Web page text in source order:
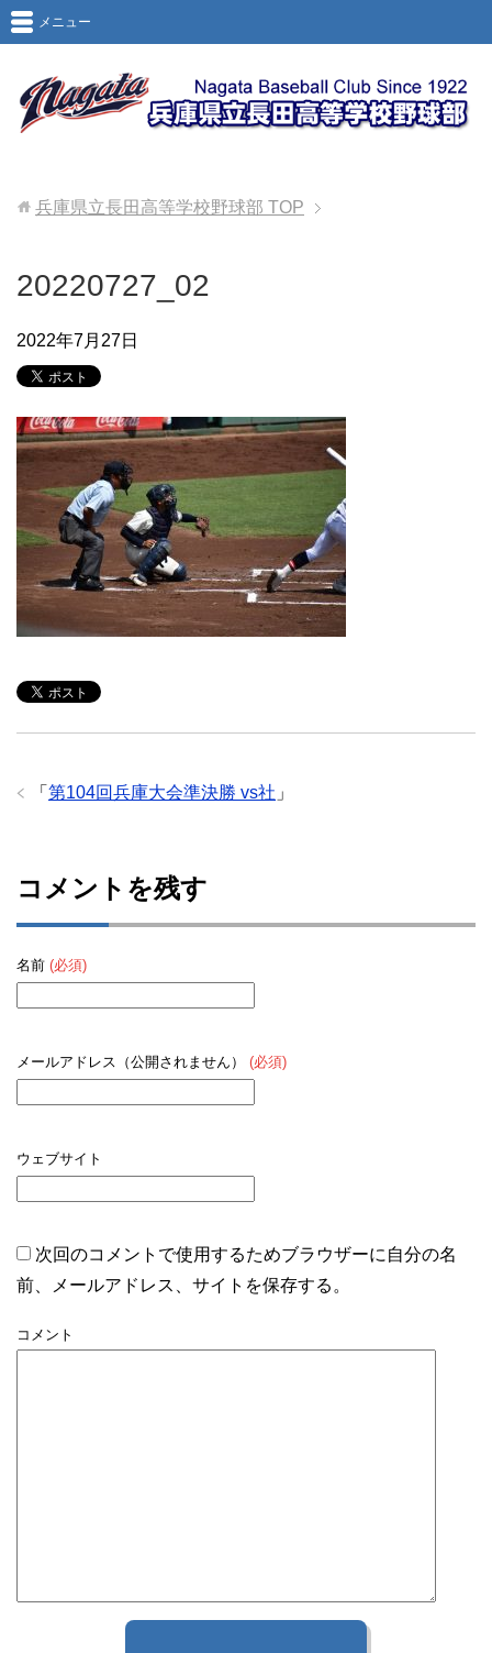
メニュー
兵庫県立長田高等学校野球部 TOP
20220727_02
2022年7月27日
「 第104回兵庫大会準決勝 vs社 」
コメントを残す
名前 (必須)
メールアドレス（公開されません） (必須)
ウェブサイト
次回のコメントで使用するためブラウザーに自分の名
前、メールアドレス、サイトを保存する。
コメント